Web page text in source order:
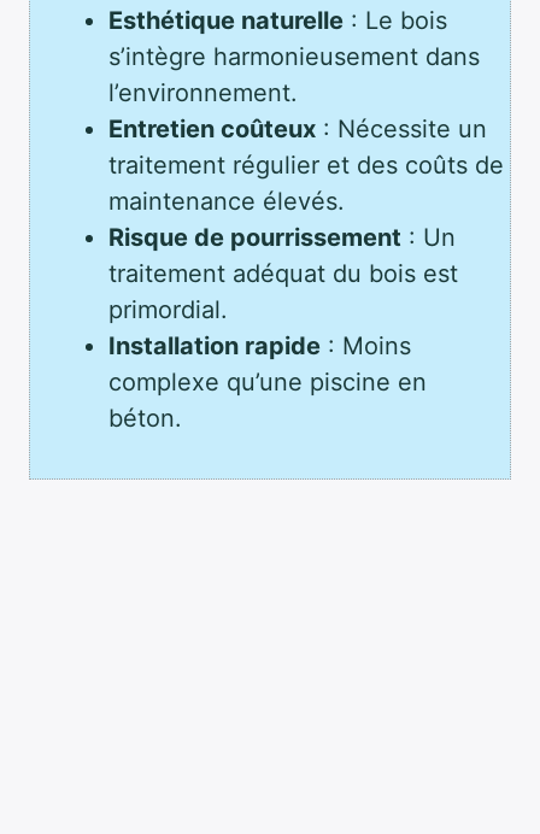
Esthétique naturelle : Le bois
s’intègre harmonieusement dans
l’environnement.
Entretien coûteux : Nécessite un
traitement régulier et des coûts de
maintenance élevés.
Risque de pourrissement : Un
traitement adéquat du bois est
primordial.
Installation rapide : Moins
complexe qu’une piscine en
béton.